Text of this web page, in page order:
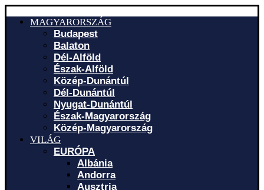
MAGYARORSZÁG
Budapest
Balaton
Dél-Alföld
Észak-Alföld
Közép-Dunántúl
Dél-Dunántúl
Nyugat-Dunántúl
Észak-Magyarország
Közép-Magyarország
VILÁG
EURÓPA
Albánia
Andorra
Ausztria